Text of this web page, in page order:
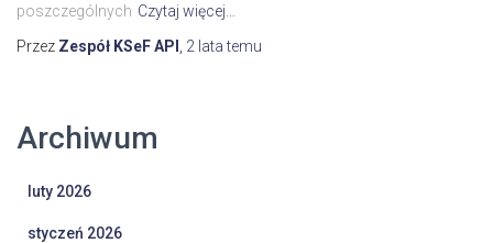
poszczególnych Czytaj więcej…
Przez Zespół KSeF API 2 latatemu
Archiwum
luty 2026
styczeń 2026